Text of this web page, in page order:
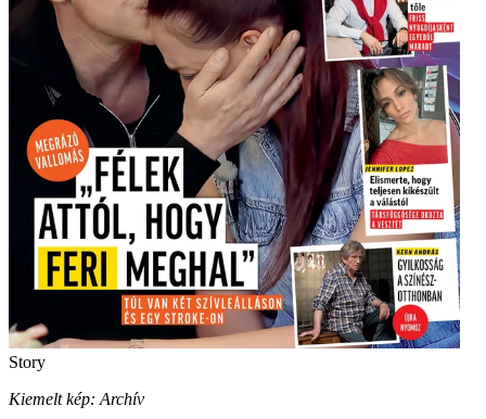
Story
Kiemelt kép: Archív